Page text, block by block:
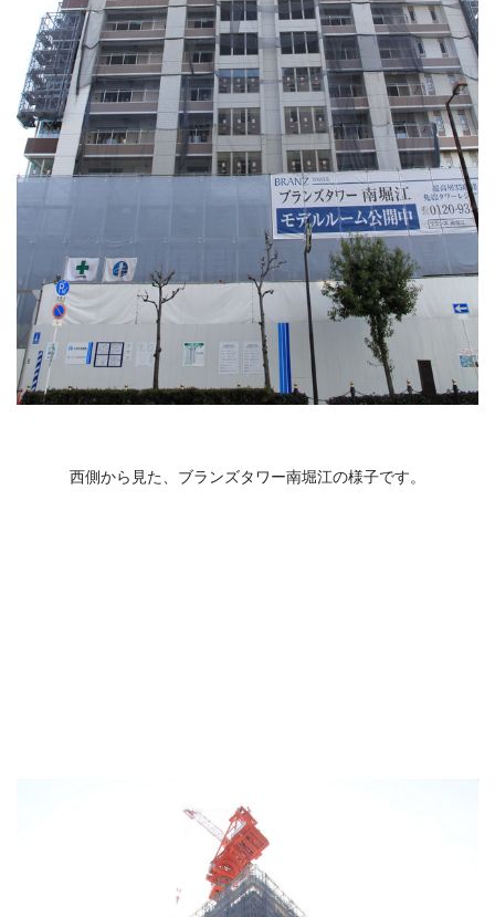
西側から見た、ブランズタワー南堀江の様子です。